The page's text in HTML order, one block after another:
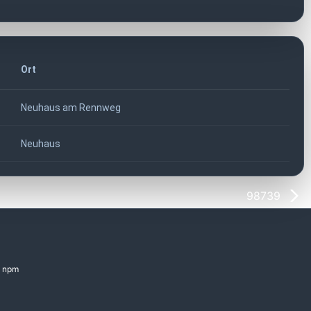
Ort
Neuhaus am Rennweg
Neuhaus
98739
npm